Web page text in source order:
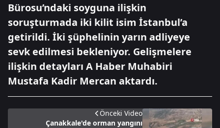
Bürosu’ndaki soyguna ilişkin
soruşturmada iki kilit isim İstanbul’a
getirildi. İki şüphelinin yarın adliyeye
sevk edilmesi bekleniyor. Gelişmelere
ilişkin detayları A Haber Muhabiri
Mustafa Kadir Mercan aktardı.
Önceki Video
Çanakkale'de orman yangını